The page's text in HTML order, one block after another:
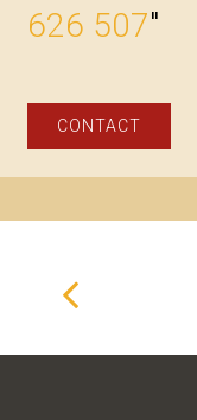
626 507"
CONTACT